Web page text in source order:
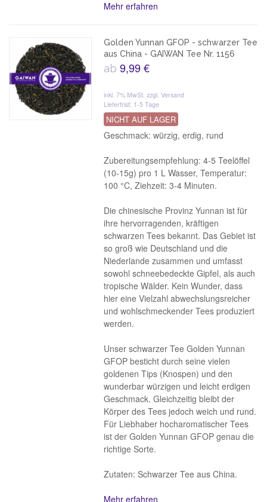
Mehr erfahren
Golden Yunnan GFOP - schwarzer Tee
aus China - GAIWAN Tee Nr. 1156
ab9,99 €
inkl. 7% MwSt.zzgl. Versand
Lieferfrist: 1-5 Tage
NICHT AUF LAGER
Geschmack: würzig, erdig, rund
Zubereitungsempfehlung: 4-5 Teelöffel
(10-15g) pro 1 L Wasser, Temperatur:
100 °C, Ziehzeit: 3-4 Minuten.
Die chinesische Provinz Yunnan ist für
ihre hervorragenden, kräftigen
schwarzen Tees bekannt. Das Gebiet ist
so groß wie Deutschland und die
Niederlande zusammen und umfasst
sowohl schneebedeckte Gipfel, als auch
tropische Wälder. Kein Wunder, dass
hier eine Vielzahl abwechslungsreicher
und wohlschmeckender Tees produziert
werden.
Unser schwarzer Tee Golden Yunnan
GFOP besticht durch seine vielen
goldenen Tips (Knospen) und den
wunderbar würzigen und leicht erdigen
Geschmack. Gleichzeitig bleibt der
Körper des Tees jedoch weich und rund.
Für Liebhaber hocharomatischer Tees
ist der Golden Yunnan GFOP genau die
richtige Sorte.
Zutaten: Schwarzer Tee aus China.
Mehr erfahren